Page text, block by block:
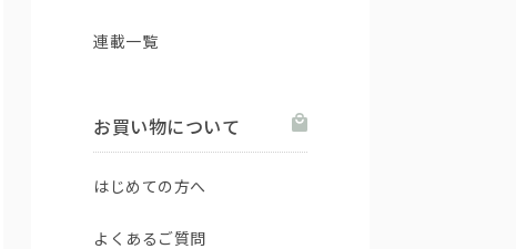
連載一覧
お買い物について
はじめての方へ
よくあるご質問